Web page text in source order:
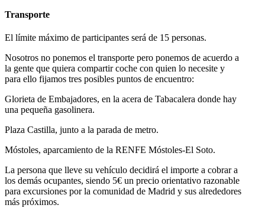
Transporte
El límite máximo de participantes será de 15 personas.
Nosotros no ponemos el transporte pero ponemos de acuerdo a
la gente que quiera compartir coche con quien lo necesite y
para ello fijamos tres posibles puntos de encuentro:
Glorieta de Embajadores, en la acera de Tabacalera donde hay
una pequeña gasolinera.
Plaza Castilla, junto a la parada de metro.
Móstoles, aparcamiento de la RENFE Móstoles-El Soto.
La persona que lleve su vehículo decidirá el importe a cobrar a
los demás ocupantes, siendo 5€ un precio orientativo razonable
para excursiones por la comunidad de Madrid y sus alrededores
más próximos.